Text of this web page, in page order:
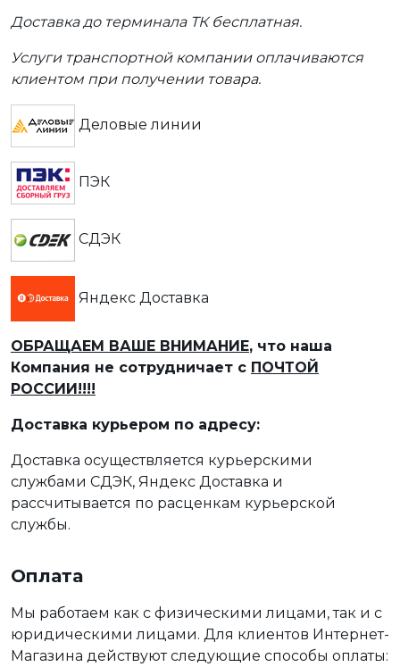
Доставка до терминала ТК бесплатная.
Услуги транспортной компании оплачиваются
клиентом при получении товара.
Деловые линии
ПЭК
СДЭК
Яндекс Доставка
ОБРАЩАЕМ ВАШЕ ВНИМАНИЕ, что наша
Компания не сотрудничает с ПОЧТОЙ
РОССИИ!!!!
Доставка курьером по адресу:
Доставка осуществляется курьерскими
службами СДЭК, Яндекс Доставка и
рассчитывается по расценкам курьерской
службы.
Оплата
Мы работаем как с физическими лицами, так и с
юридическими лицами. Для клиентов Интернет-
Магазина действуют следующие способы оплаты: